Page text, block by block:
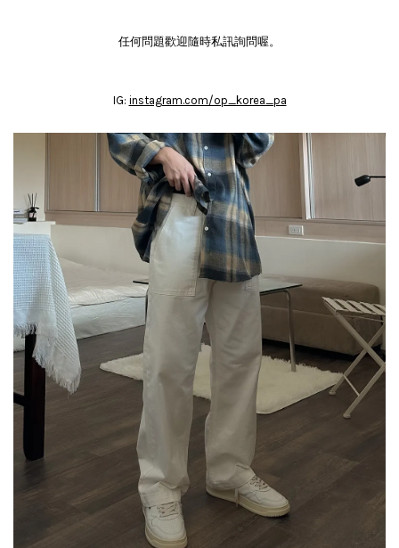
任何問題歡迎隨時私訊詢問喔。
IG: instagram.com/op_korea_pa